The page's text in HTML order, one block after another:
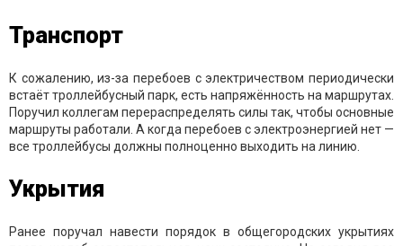
Транспорт
К сожалению, из-за перебоев с электричеством периодически
встаёт троллейбусный парк, есть напряжённость на маршрутах.
Поручил коллегам перераспределять силы так, чтобы основные
маршруты работали. А когда перебоев с электроэнергией нет —
все троллейбусы должны полноценно выходить на линию.
Укрытия
Ранее поручал навести порядок в общегородских укрытиях